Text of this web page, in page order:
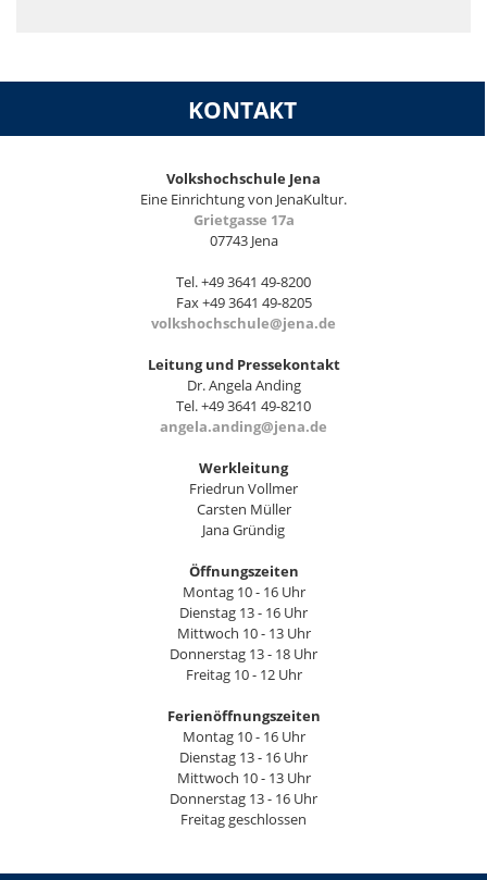
KONTAKT
Volkshochschule Jena
Eine Einrichtung von JenaKultur.
Grietgasse 17a
07743 Jena
Tel. +49 3641 49-8200
Fax +49 3641 49-8205
volkshochschule@jena.de
Leitung und Pressekontakt
Dr. Angela Anding
Tel. +49 3641 49-8210
angela.anding@jena.de
Werkleitung
Friedrun Vollmer
Carsten Müller
Jana Gründig
Öffnungszeiten
Montag 10 - 16 Uhr
Dienstag 13 - 16 Uhr
Mittwoch 10 - 13 Uhr
Donnerstag 13 - 18 Uhr
Freitag 10 - 12 Uhr
Ferienöffnungszeiten
Montag 10 - 16 Uhr
Dienstag 13 - 16 Uhr
Mittwoch 10 - 13 Uhr
Donnerstag 13 - 16 Uhr
Freitag geschlossen